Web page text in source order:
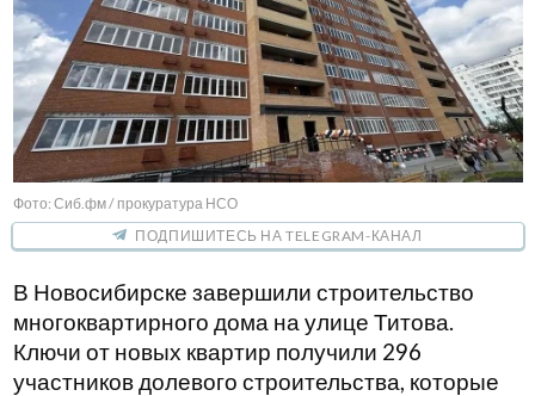
Фото: Сиб.фм / прокуратура НСО
ПОДПИШИТЕСЬ НА TELEGRAM-КАНАЛ
В Новосибирске завершили строительство
многоквартирного дома на улице Титова.
Ключи от новых квартир получили 296
участников долевого строительства, которые